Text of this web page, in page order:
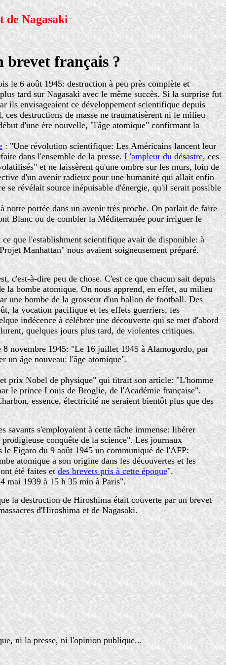
de Nagasaki
français ?
le 6 août 1945: destruction à peu près complète et
tard sur Nagasaki avec le même succès. Si la surprise fut
ils envisageaient ce développement scientifique depuis
destructions de masse ne traumatisèrent ni le milieu
d'une ère nouvelle, "l'âge atomique" confirmant la
: "Une révolution scientifique: Les Américains lancent leur
dans l'ensemble de la presse.L'ampleur du désastre, ces
et ne laissèrent qu'une ombre sur les murs, loin de
d'un avenir radieux pour une humanité qui allait enfin
se révélait source inépuisable d'énergie, qu'il serait possible
notre portée dans un avenir très proche. On parlait de faire
Blanc ou de combler la Méditerranée pour irriguer le
que l'establishment scientifique avait de disponible: à
Manhattan" nous avaient soigneusement préparé.
c'est-à-dire peu de chose. C'est ce que chacun sait depuis
la bombe atomique. On nous apprend, en effet, au milieu
une bombe de la grosseur d'un ballon de football. Des
la vocation pacifique et les effets guerriers, les
indécence à célébrer une découverte qui se met d'abord
quelques jours plus tard, de violentes critiques.
novembre 1945: "Le 16 juillet 1945 à Alamogordo, par
un âge nouveau: l'âge atomique".
prix Nobel de physique" qui titrait son article: "L'homme
le prince Louis de Broglie, de l'Académie française".
essence, électricité ne seraient bientôt plus que des
savants s'employaient à cette tâche immense: libérer
conquête de la science". Les journaux
le Figaro du 9 août 1945 un communiqué de l'AFP:
atomique a son origine dans les découvertes et les
été faites etdes brevets pris à cette époque".
mai 1939 à 15 h 35 min à Paris".
la destruction de Hiroshima était couverte par un brevet
d'Hiroshima et de Nagasaki.
ni la presse, ni l'opinion publique...